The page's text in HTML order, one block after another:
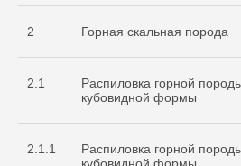
2 Горная скальная порода
2.1
Распиловка горной
кубовидной формы
2.1.1
Распиловка горной